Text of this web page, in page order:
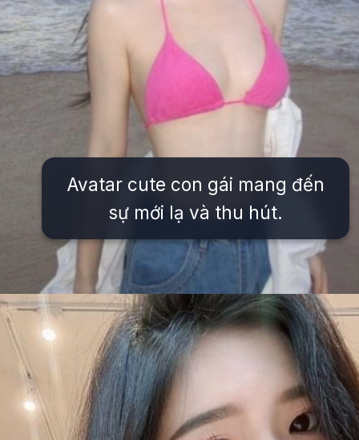
Avatar cute con gái mang đến
sự mới lạ và thu hút.
Đang mởhttps://issiloo.edu.vn/vitamin-gai-xinh